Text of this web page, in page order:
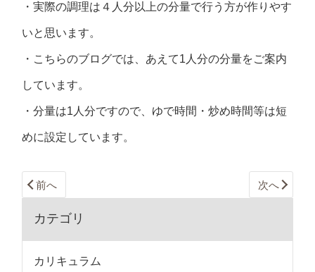
・実際の調理は４人分以上の分量で行う方が作りやす
いと思います。
・こちらのブログでは、あえて1人分の分量をご案内
しています。
・分量は1人分ですので、ゆで時間・炒め時間等は短
めに設定しています。
前へ 次へ
カテゴリ
カリキュラム